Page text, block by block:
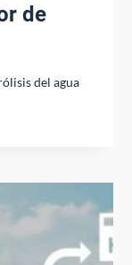
de
del agua